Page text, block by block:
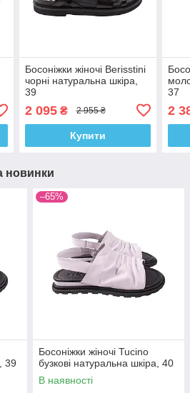
Босоніжки жіночі Berisstini
чорні натуральна шкіра,
39
2 095₴ 2 955 ₴
Купити
37
2
новинки
39
–65%
Босоніжки жіночі Tucino
бузкові натуральна шкіра, 40
В наявності